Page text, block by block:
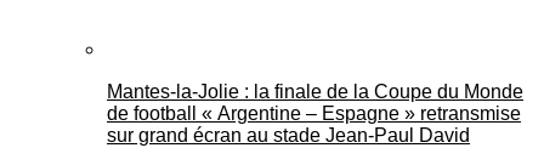
Mantes-la-Jolie : la finale de la Coupe du Monde
de football « Argentine – Espagne » retransmise
sur grand écran au stade Jean-Paul David